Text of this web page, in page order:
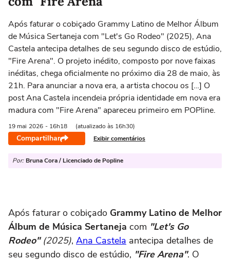
Após faturar o cobiçado Grammy Latino de Melhor Álbum
de Música Sertaneja com "Let's Go Rodeo" (2025), Ana
Castela antecipa detalhes de seu segundo disco de estúdio,
"Fire Arena". O projeto inédito, composto por nove faixas
inéditas, chega oficialmente no próximo dia 28 de maio, às
21h. Para anunciar a nova era, a artista chocou os […] O
post Ana Castela incendeia própria identidade em nova era
madura com "Fire Arena" apareceu primeiro em POPline.
19 mai 2026 - 16h18 (atualizado às 16h30)
Compartilhar Exibir comentários
Por: Bruna Cora / Licenciado de Popline
Após faturar o cobiçado Grammy Latino de Melhor
Álbum de Música Sertaneja com "Let's Go
Rodeo"(2025), Ana Castela antecipa detalhes de
seu segundo disco de estúdio, "Fire Arena". O